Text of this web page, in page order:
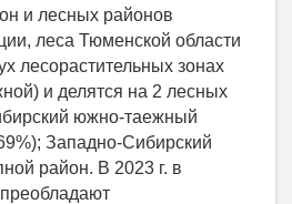
и лесных районов
леса Тюменской области
лесорастительных зонах
и делятся на 2 лесных
южно-таежный
Западно-Сибирский
район. В 2023 г. в